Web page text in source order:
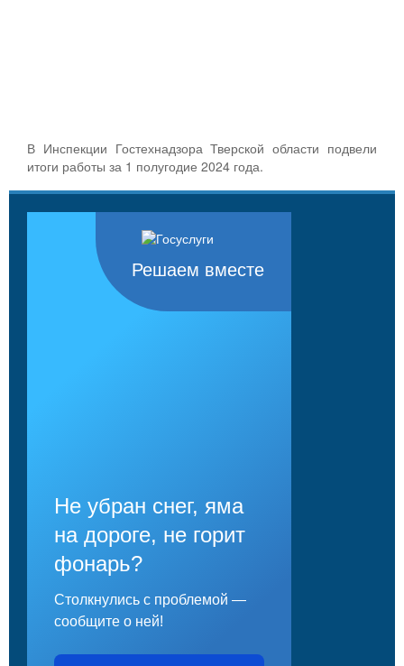
В Инспекции Гостехнадзора Тверской области подвели
итоги работы за 1 полугодие 2024 года.
Решаем вместе
Не убран снег, яма
на дороге, не горит
фонарь?
Столкнулись с проблемой —
сообщите о ней!